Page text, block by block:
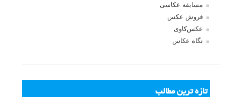
مسابقه عکاسی
فروش عکس
عکس‌کاوی
نگاه عکاس
تازه ترین مطالب